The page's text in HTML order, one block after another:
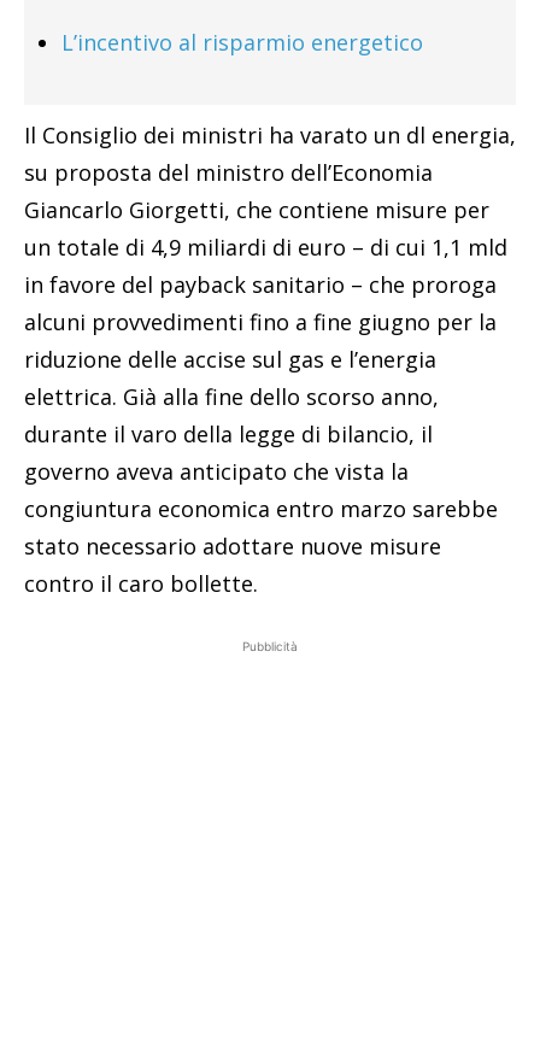
L’incentivo al risparmio energetico
Il Consiglio dei ministri ha varato un dl energia,
su proposta del ministro dell’Economia
Giancarlo Giorgetti, che contiene misure per
un totale di 4,9 miliardi di euro – di cui 1,1 mld
in favore del payback sanitario – che proroga
alcuni provvedimenti fino a fine giugno per la
riduzione delle accise sul gas e l’energia
elettrica. Già alla fine dello scorso anno,
durante il varo della legge di bilancio, il
governo aveva anticipato che vista la
congiuntura economica entro marzo sarebbe
stato necessario adottare nuove misure
contro il caro bollette.
Pubblicità